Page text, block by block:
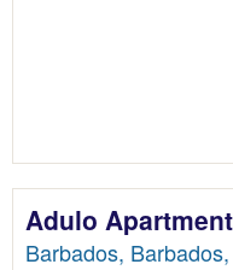
Adulo
Barbados,